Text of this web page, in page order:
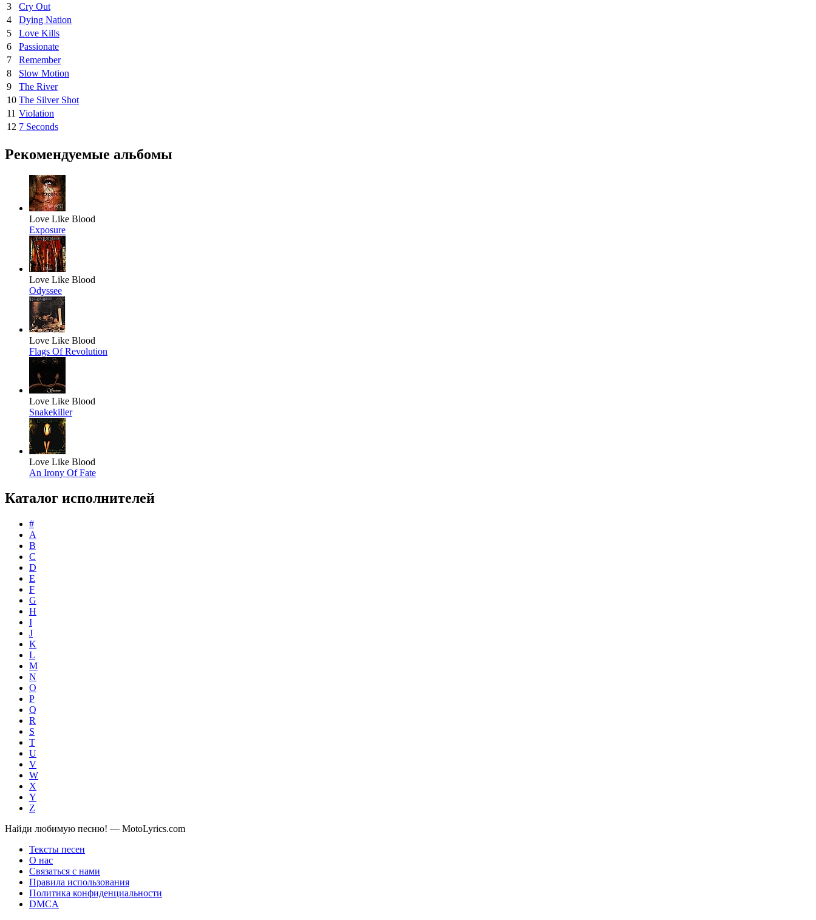
3
Cry Out
4
Dying Nation
5
Love Kills
6
Passionate
7
Remember
8
Slow Motion
9
The River
10 The Silver Shot
11 Violation
12 7 Seconds
Рекомендуемые альбомы
Love Like Blood
Exposure
Love Like Blood
Odyssee
Love Like Blood
Flags Of Revolution
Love Like Blood
Snakekiller
Love Like Blood
An Irony Of Fate
Каталог исполнителей
#
A
B
C
D
E
F
G
H
I
J
K
L
M
N
O
P
Q
R
S
T
U
V
W
X
Y
Z
Найди любимую песню! — MotoLyrics.com
Тексты песен
О нас
Связаться с нами
Правила использования
Политика конфиденциальности
DMCA